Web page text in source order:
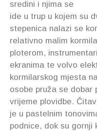
sredini i njima se
ide u trup u kojem su
stepenica nalazi se
relativno malim
ploterom,
ekranima te volvo
kormilarskog mjesta
osobe pruža se dobar
vrijeme plovidbe.
je u pastelnim
podnice, dok su gornji